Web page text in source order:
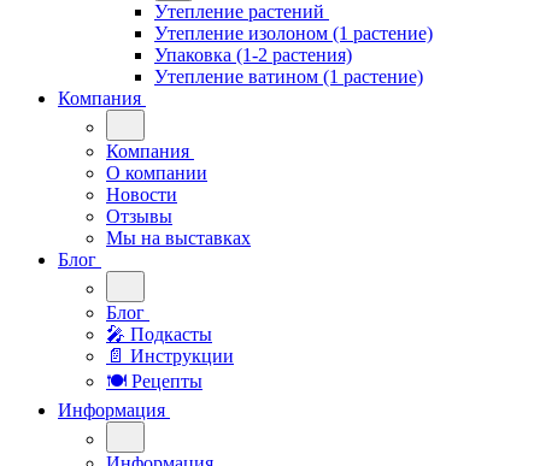
Утепление растений
Утепление изолоном (1 растение)
Упаковка (1-2 растения)
Утепление ватином (1 растение)
Компания
Компания
О компании
Новости
Отзывы
Мы на выставках
Блог
Блог
🎤︎︎ Подкасты
📄 Инструкции
🍽 Рецепты
Информация